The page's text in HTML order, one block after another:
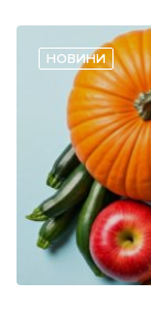
НОВИНИ